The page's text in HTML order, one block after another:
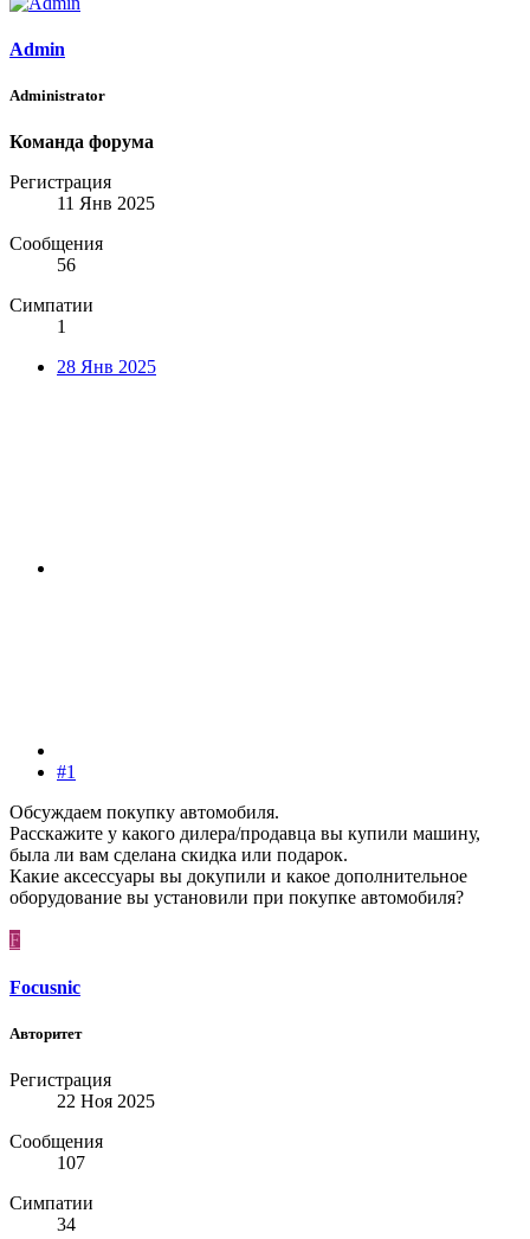
Admin
Administrator
Команда форума
Регистрация
11 Янв 2025
Сообщения
56
Симпатии
1
28 Янв 2025
#1
Обсуждаем покупку автомобиля.
Расскажите у какого дилера/продавца вы купили машину,
была ли вам сделана скидка или подарок.
Какие аксессуары вы докупили и какое дополнительное
оборудование вы установили при покупке автомобиля?
F
Focusnic
Авторитет
Регистрация
22 Ноя 2025
Сообщения
107
Симпатии
34